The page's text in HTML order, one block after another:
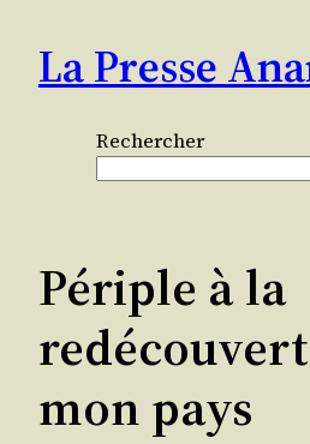
contenu
La Presse
Rechercher
Périple à la
mon pays